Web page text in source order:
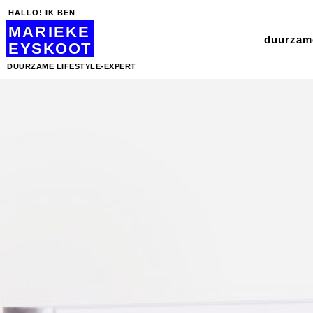
HALLO! IK BEN
MARIEKE
EYSKOOT
DUURZAME LIFESTYLE-EXPERT